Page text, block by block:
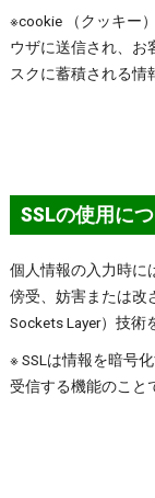
※cookie （クッキー
ウザに送信され、お
スクに蓄積される情
SSLの使用に
個人情報の入力時に
傍受、妨害または改
Sockets Layer）技術
※ SSLは情報を暗号
受信する機能のこと